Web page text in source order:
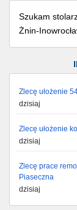
Szukam
Żnin-
Zlecę ułożenie
dzisiaj
Zlecę ułożenie
dzisiaj
Zlecę prace
Piaseczna
dzisiaj